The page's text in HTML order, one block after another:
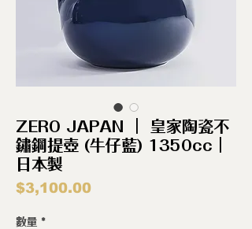
ZERO JAPAN ｜ 皇家陶瓷不
鏽鋼提壺 (牛仔藍) 1350cc｜
日本製
$3,100.00價
數量 *